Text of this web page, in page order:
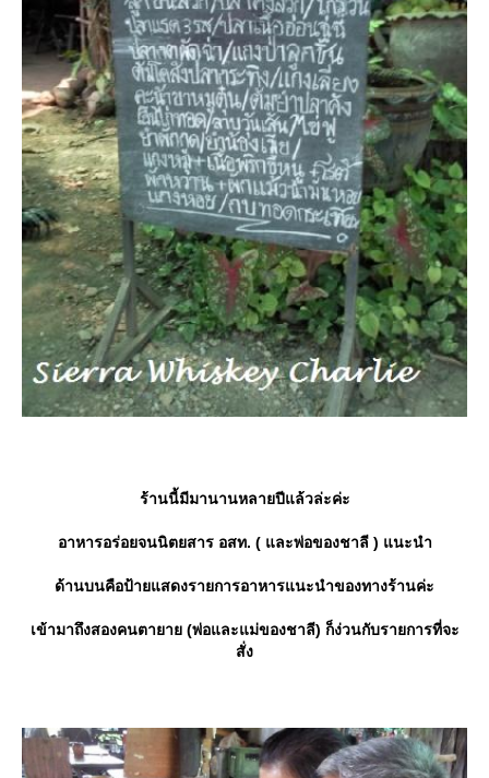
ร้านนี้มีมานานหลายปีแล้วล่ะค่ะ
อาหารอร่อยจนนิตยสาร อสท. ( และพ่อของชาลี ) แนะนำ
ด้านบนคือป้ายแสดงรายการอาหารแนะนำของทางร้านค่ะ
เข้ามาถึงสองคนตายาย (พ่อและแม่ของชาลี) ก็ง่วนกับรายการที่จะ
สั่ง